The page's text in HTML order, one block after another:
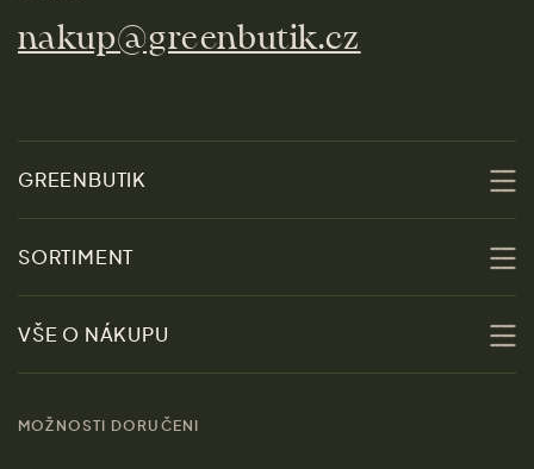
nakup@greenbutik.cz
GREENBUTIK
Udržitelnost
Obchody
SORTIMENT
Slevy
Ženy
Muži
VŠE O NÁKUPU
MOŽNOSTI DORUČENI